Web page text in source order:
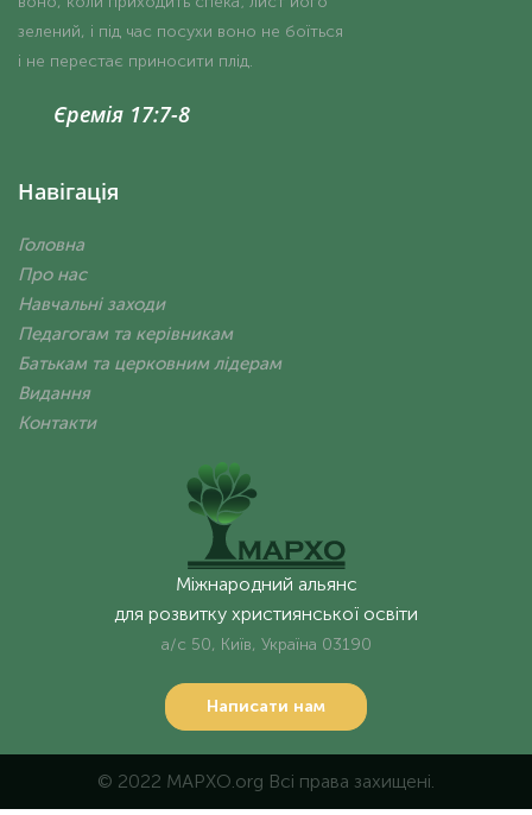
зелений, і під час посухи воно не боїться
і не перестає приносити плід.
Єремія 17:7-8
Навігація
Головна
Про нас
Навчальні заходи
Педагогам та керівникам
Батькам та церковним лідерам
Видання
Контакти
Міжнародний альянс
для розвитку християнської освіти
а/с 50, Київ, Україна 03190
Написати нам
© 2022 MAPXO.org Всі права захищені.